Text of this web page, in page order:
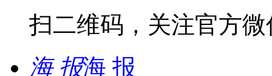
扫二维码，关注官方微
海 报海 报